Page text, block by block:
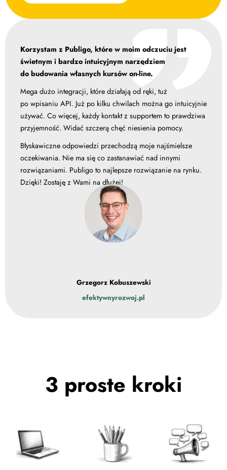
Korzystam z Publigo, które w moim odczuciu jest
świetnym i bardzo intuicyjnym narzędziem
do budowania własnych kursów on-line.
Mega dużo integracji, które działają od ręki, tuż
po wpisaniu API. Już po kilku chwilach można go intuicyjnie
używać. Co więcej, każdy kontakt z supportem to prawdziwa
przyjemność. Widać szczerą chęć niesienia pomocy.
Błyskawiczne odpowiedzi przechodzą moje najśmielsze
oczekiwania. Nie ma się co zastanawiać nad innymi
rozwiązaniami. Publigo to najlepsze rozwiązanie na rynku.
Dzięki! Zostaję z Wami na dłużej!
Grzegorz Kobuszewski
efektywnyrozwoj.pl
3 proste kroki